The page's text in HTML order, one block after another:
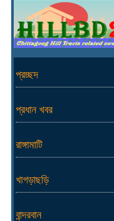
প্রচ্ছদ
প্রধান খবর
রাঙ্গামাটি
খাগড়াছড়ি
বান্দরবান